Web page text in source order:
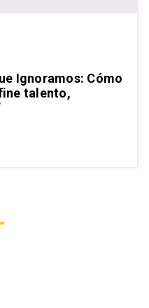
Ignoramos: Cómo
talento,